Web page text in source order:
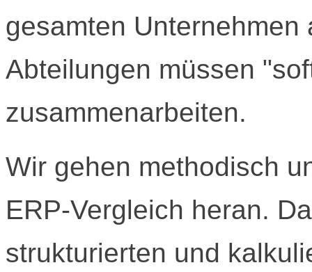
gesamten Unternehmen
Abteilungen müssen
zusammenarbeiten.
Wir gehen methodisch
ERP-Vergleich heran.
strukturierten und